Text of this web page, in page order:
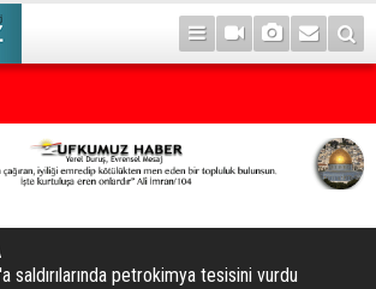
saldırılarında petrokimya tesisini vurdu